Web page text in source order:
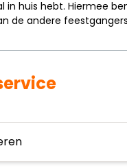
in huis hebt. Hiermee
de andere